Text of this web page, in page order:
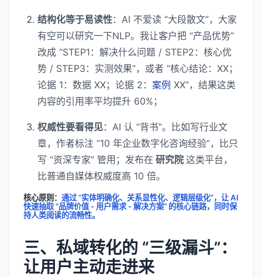
结构化等于易读性：AI 不爱读 “大段散文”，大家
有空可以研究一下NLP。我让客户把 “产品优势”
改成 “STEP1：解决什么问题 / STEP2：核心优
势 / STEP3：实测效果”，或者 “核心结论：XX；
论据 1：数据 XX；论据 2： 案例 XX”，结果这类
内容的引用率平均提升 60%；
权威性要看得见：AI 认 “背书”。比如写行业文
章，作者标注 “10 年企业数字化咨询经验”，比只
写 “资深专家” 管用；发布在 研究院 这类平台，
比普通自媒体权威度高 10 倍。
核心原则： 通过 “实体明确化、关系显性化、逻辑层级化”，让 AI
快速抽取 “品牌价值 - 用户需求 - 解决方案” 的核心链路，同时保
持人类阅读的流畅性。
三、私域转化的 “三级漏斗”：
让用户主动走进来